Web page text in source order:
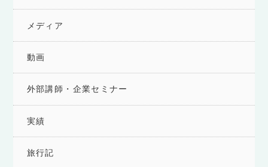
メディア
動画
外部講師・企業セミナー
実績
旅行記